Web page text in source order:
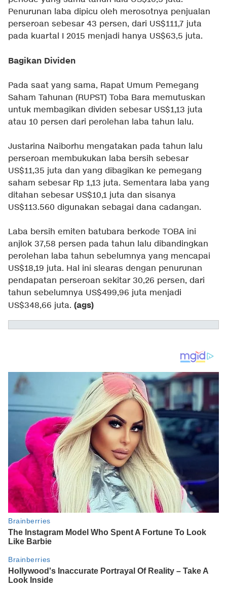
Penurunan laba dipicu oleh merosotnya penjualan
perseroan sebesar 43 persen, dari US$111,7 juta
pada kuartal I 2015 menjadi hanya US$63,5 juta.
Bagikan Dividen
Pada saat yang sama, Rapat Umum Pemegang
Saham Tahunan (RUPST) Toba Bara memutuskan
untuk membagikan dividen sebesar US$1,13 juta
atau 10 persen dari perolehan laba tahun lalu.
Justarina Naiborhu mengatakan pada tahun lalu
perseroan membukukan laba bersih sebesar
US$11,35 juta dan yang dibagikan ke pemegang
saham sebesar Rp 1,13 juta. Sementara laba yang
ditahan sebesar US$10,1 juta dan sisanya
US$113.560 digunakan sebagai dana cadangan.
Laba bersih emiten batubara berkode TOBA ini
anjlok 37,58 persen pada tahun lalu dibandingkan
perolehan laba tahun sebelumnya yang mencapai
US$18,19 juta. Hal ini slearas dengan penurunan
pendapatan perseroan sekitar 30,26 persen, dari
tahun sebelumnya US$499,96 juta menjadi
US$348,66 juta. (ags)